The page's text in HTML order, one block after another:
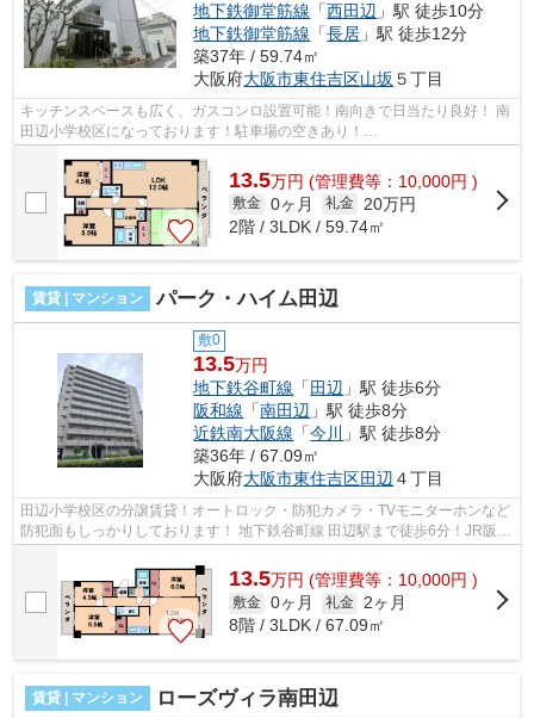
地下鉄御堂筋線 「西田辺 」駅 徒歩10分
地下鉄御堂筋線 「長居 」駅 徒歩12分
築37年 / 59.74㎡
大阪府大阪市東住吉区山坂 ５丁目
キッチンスペースも広く、ガスコンロ設置可能！南向きで日当たり良好！ 南
田辺小学校区になっております！駐車場の空きあり！
13.5万円 (管理費等：10,000円 )
敷金 0ヶ月 礼金
20万円
2階 / 3LDK / 59.74㎡
賃貸 | マンション パーク・ハイム田辺
敷0
13.5万円
地下鉄谷町線 「 田辺 」駅 徒歩6分
阪和線 「南田辺 」駅 徒歩8分
近鉄南大阪線 「今川
」駅 徒歩8分
築36年 / 67.09㎡
大阪府大阪市東住吉区田辺 ４丁目
田辺小学校区の分譲賃貸！オートロック・防犯カメラ・TVモニターホンなど
防犯面もしっかりしております！ 地下鉄谷町線 田辺駅まで徒歩6分！JR阪和
線・近鉄南大阪線も徒歩圏内でとて...
13.5万円 (管理費等：10,000円 )
敷金 0ヶ月 礼金 2ヶ月
8階 / 3LDK / 67.09㎡
賃貸 | マンション ローズヴィラ南田辺